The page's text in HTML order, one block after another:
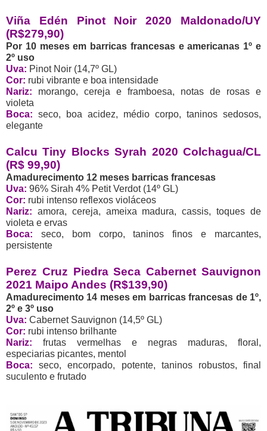
Viña Edén Pinot Noir 2020 Maldonado/UY
(R$279,90)
Por 10 meses em barricas francesas e americanas 1º e
2º uso
Uva: Pinot Noir (14,7º GL)
Cor: rubi vibrante e boa intensidade
Nariz: morango, cereja e framboesa, notas de rosas e
violeta
Boca: seco, boa acidez, médio corpo, taninos sedosos,
elegante
Calcu Tiny Blocks Syrah 2020 Colchagua/CL
(R$ 99,90)
Amadurecimento 12 meses barricas francesas
Uva: 96% Sirah 4% Petit Verdot (14º GL)
Cor: rubi intenso reflexos violáceos
Nariz: amora, cereja, ameixa madura, cassis, toques de
violeta e ervas
Boca: seco, bom corpo, taninos finos e marcantes,
persistente
Perez Cruz Piedra Seca Cabernet Sauvignon
2021 Maipo Andes (R$139,90)
Amadurecimento 14 meses em barricas francesas de 1º,
2º e 3º uso
Uva: Cabernet Sauvignon (14,5º GL)
Cor: rubi intenso brilhante
Nariz: frutas vermelhas e negras maduras, floral,
especiarias picantes, mentol
Boca: seco, encorpado, potente, taninos robustos, final
suculento e frutado